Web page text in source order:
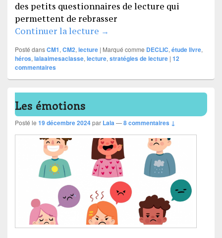
des petits questionnaires de lecture qui
permettent de rebrasser
Continuer la lecture Lancelot et les chevaliers de
→
Posté dansCM1, CM2, lecture | Marqué comme DECLIC, étude livre,
héros, lalaaimesaclasse, lecture, stratégies de lecture | 12
commentaires
Les émotions
Posté le 19 décembre 2024par Lala —8 commentaires ↓